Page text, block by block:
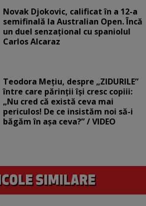
Novak Djokovic, calificat în a 12-a
semifinală la Australian Open. Încă
un duel senzațional cu spaniolul
Carlos Alcaraz
Teodora Mețiu, despre „ZIDURILE”
între care părinții își cresc copiii:
„Nu cred că există ceva mai
periculos! De ce insistăm noi să-i
băgăm în așa ceva?” / VIDEO